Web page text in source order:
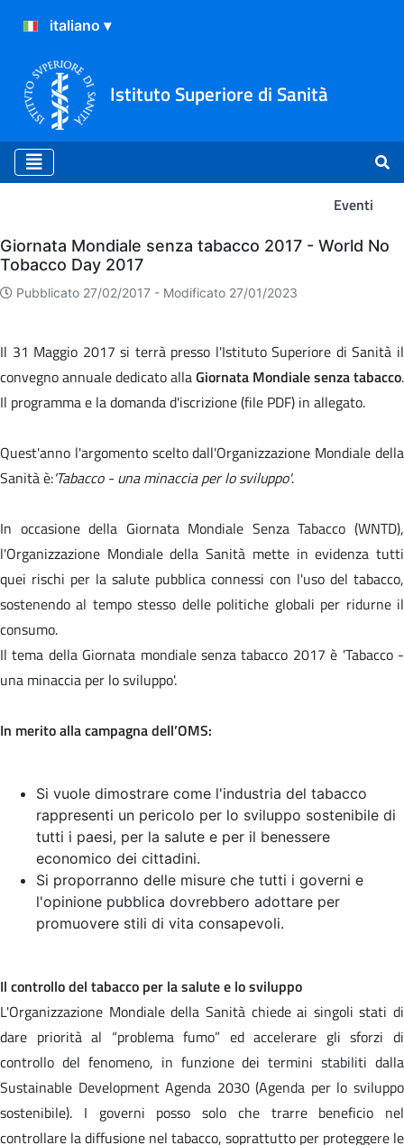
Istituto Superiore di Sanità
Eventi
Eventi
Giornata Mondiale senza tabacco 2017 - World No
Tobacco Day 2017
Pubblicato 27/02/2017 - Modificato 27/01/2023
Il 31 Maggio 2017 si terrà presso l'Istituto Superiore di Sanità il
convegno annuale dedicato allaGiornata Mondiale senza tabacco.
Il programma e la domanda d'iscrizione (file PDF) in allegato.
Quest'anno l'argomento scelto dall'Organizzazione Mondiale della
Sanità è:'Tabacco - una minaccia per lo sviluppo'.
In occasione della Giornata Mondiale Senza Tabacco (WNTD),
l'Organizzazione Mondiale della Sanità mette in evidenza tutti
quei rischi per la salute pubblica connessi con l'uso del tabacco,
sostenendo al tempo stesso delle politiche globali per ridurne il
consumo.
Il tema della Giornata mondiale senza tabacco 2017 è 'Tabacco -
una minaccia per lo sviluppo'.
In merito alla campagna dell’OMS:
Si vuole dimostrare come l'industria del tabacco
rappresenti un pericolo per lo sviluppo sostenibile di
tutti i paesi, per la salute e per il benessere
economico dei cittadini.
Si proporranno delle misure che tutti i governi e
l'opinione pubblica dovrebbero adottare per
promuovere stili di vita consapevoli.
Il controllo del tabacco per la salute e lo sviluppo
L'Organizzazione Mondiale della Sanità chiede ai singoli stati di
dare priorità al “problema fumo” ed accelerare gli sforzi di
controllo del fenomeno, in funzione dei termini stabiliti dalla
Sustainable Development Agenda 2030 (Agenda per lo sviluppo
sostenibile). I governi posso solo che trarre beneficio nel
controllare la diffusione nel tabacco, soprattutto per proteggere le